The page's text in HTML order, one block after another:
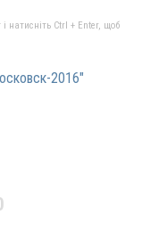
натисніть Ctrl + Enter, щоб
2016"